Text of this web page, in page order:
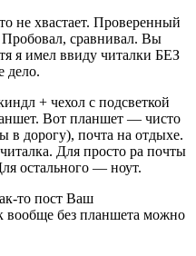
не хвастает. Проверенный
сравнивал. Вы
я имел ввиду читалки БЕЗ
дело.
+ чехол с подсветкой
Вот планшет — чисто
в дорогу), почта на отдыхе.
Для просто ра почты
остального — ноут.
то пост Ваш
вообще без планшета можно